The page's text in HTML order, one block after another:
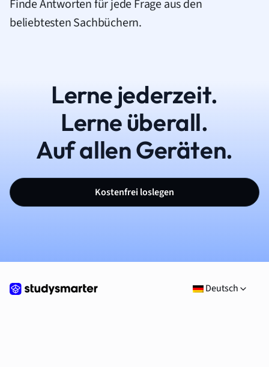
Finde Antworten für jede Frage aus den
beliebtesten Sachbüchern.
Lerne jederzeit.
Lerne überall.
Auf allen Geräten.
Kostenfrei loslegen
Deutsch